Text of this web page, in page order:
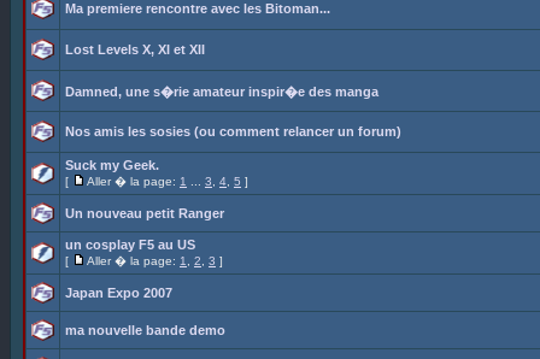
Ma premiere rencontre avec les Bitoman...
Lost Levels X, XI et XII
Damned, une s�rie amateur inspir�e des manga
Nos amis les sosies (ou comment relancer un forum)
Suck my Geek.
[ Aller � la page: 1 3 4 5 ]
Un nouveau petit Ranger
un cosplay F5 au US
[ Aller � la page: 1 2 3 ]
Japan Expo 2007
ma nouvelle bande demo